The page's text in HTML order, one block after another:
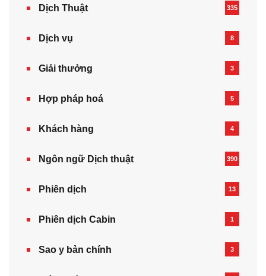
Dịch Thuật 335
Dịch vụ 8
Giải thưởng 3
Hợp pháp hoá 5
Khách hàng 4
Ngôn ngữ Dịch thuật 390
Phiên dịch 13
Phiên dịch Cabin 1
Sao y bản chính 3